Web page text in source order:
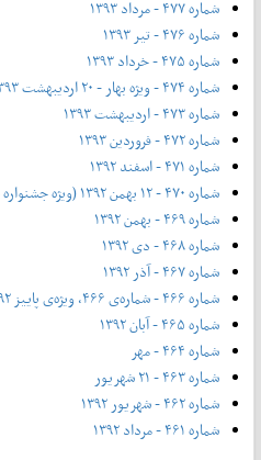
شماره ۴۷۷ - مرداد ۱۳۹۳
شماره ۴۷۶ - تیر ۱۳۹۳
شماره ۴۷۵ - خرداد ۱۳۹۳
شماره ۴۷۴ - ویژه بهار - ۲۰ اردیبهشت ۱۳۹۳
شماره ۴۷۳ - اردیبهشت ۱۳۹۳
شماره ۴۷۲ - فروردین ۱۳۹۳
شماره ۴۷۱ - اسفند ۱۳۹۲
شماره ۴۷۰ - ۱۲ بهمن ۱۳۹۲ (ویژه جشنواره فیلم فجر)
شماره ۴۶۹ - بهمن ۱۳۹۲
شماره ۴۶۸ - دی ۱۳۹۲
شماره ۴۶۷ - آذر ۱۳۹۲
شماره ۴۶۶ - شماره‌ی ۴۶۶، ویژه‌ی پاییز ۱۳۹۲
شماره ۴۶۵ - آبان ۱۳۹۲
شماره ۴۶۴ - مهر
شماره ۴۶۳ - ۲۱ شهریور
شماره ۴۶۲ - شهریور ۱۳۹۲
شماره ۴۶۱ - مرداد ۱۳۹۲